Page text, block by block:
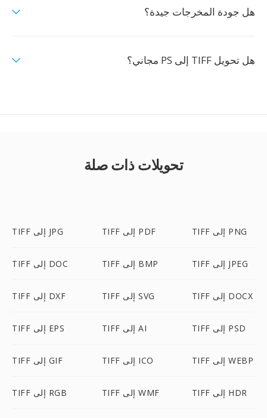
هل جودة المخرجات جيدة؟
هل تحويل TIFF إلى PS مجاني؟
تحويلات ذات صلة
TIFF إلى JPG TIFF إلى PDF TIFF إلى PNG
TIFF إلى DOC TIFF إلى BMP TIFF إلى JPEG
TIFF إلى DXF TIFF إلى SVG TIFF إلى DOCX
TIFF إلى EPS TIFF إلى AI TIFF إلى PSD
TIFF إلى GIF TIFF إلى ICO TIFF إلى WEBP
TIFF إلى RGB TIFF إلى WMF TIFF إلى HDR